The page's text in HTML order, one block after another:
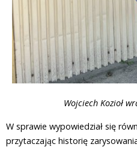
Wojciech Kozioł
W sprawie wypowiedział się
przytaczając historię